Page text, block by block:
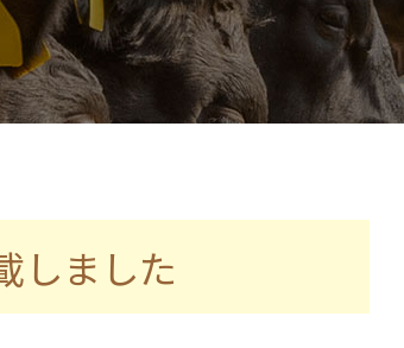
産品マップ 人権・同
革 書籍紹介
しました